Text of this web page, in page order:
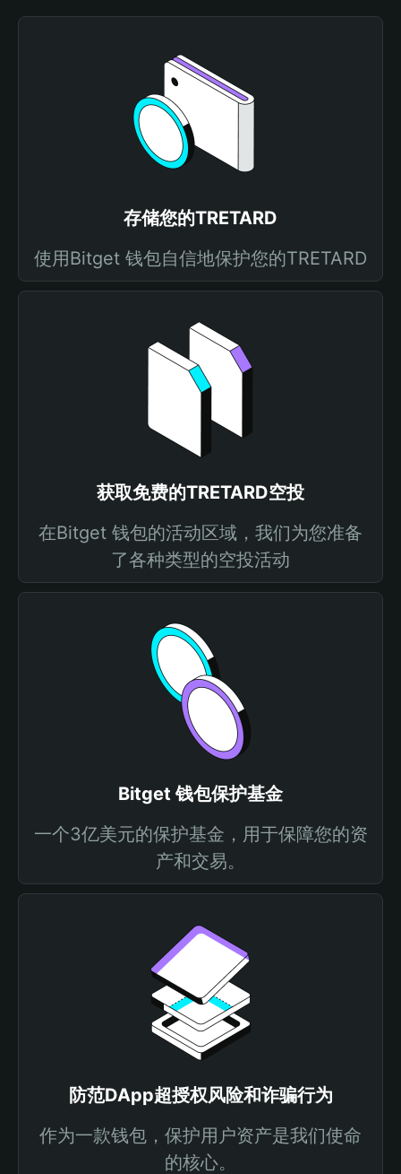
存储您的TRETARD
使用Bitget 钱包自信地保护您的TRETARD
获取免费的TRETARD空投
在Bitget 钱包的活动区域，我们为您准备
了各种类型的空投活动
Bitget 钱包保护基金
一个3亿美元的保护基金，用于保障您的资
产和交易。
防范DApp超授权风险和诈骗行为
作为一款钱包，保护用户资产是我们使命
的核心。